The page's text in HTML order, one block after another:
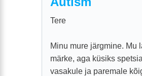
Tere
Minu mure järgmine. Mu
märke, aga küsiks
vasakule ja paremale